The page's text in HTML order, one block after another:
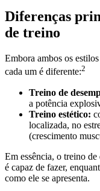
Diferenças
de treino
Embora ambos os
cada um é diferente:2
Treino de
a potência
Treino estético:
localizada, no
(crescimento
Em essência, o treino
é capaz de fazer,
como ele se apresenta.